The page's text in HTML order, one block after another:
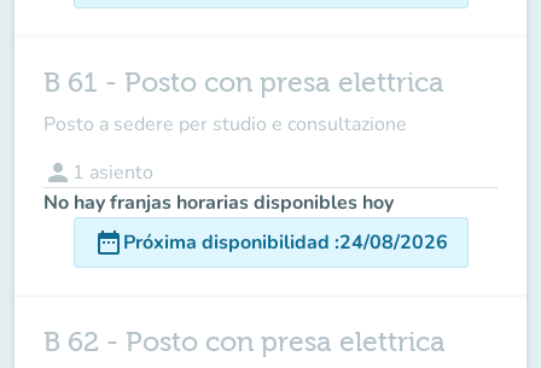
B 61 - Posto con presa elettrica
Posto a sedere per studio e consultazione
person 1 asiento
No hay franjas horarias disponibles hoy
date_rangePróxima disponibilidad :24/08/2026
B 62 - Posto con presa elettrica